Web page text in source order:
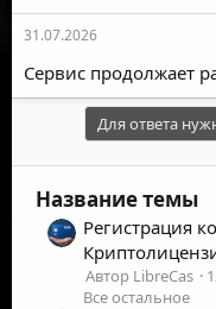
31.07.2026
Сервис продолжает
Для ответа
Название темы
Регистрация
Автор LibreCas
Все остальное